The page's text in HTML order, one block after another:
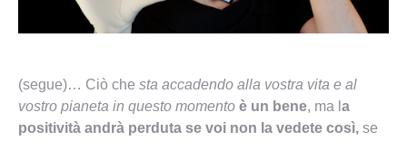
(segue)… Ciò che sta accadendo alla vostra vita e al
vostro pianeta in questo momento è un bene, ma l a
positività andrà perduta se voi non la vedete così, se